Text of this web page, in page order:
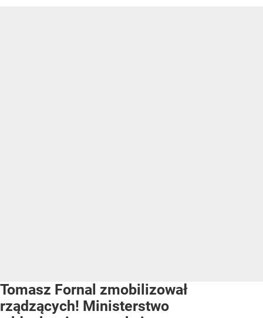
Tomasz Fornal zmobilizował
rządzących! Ministerstwo